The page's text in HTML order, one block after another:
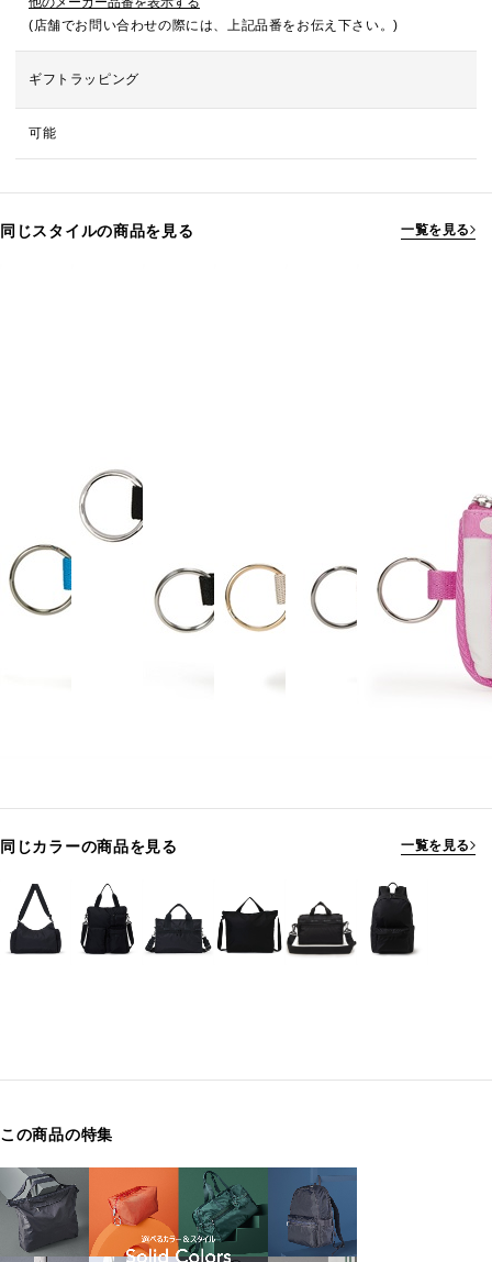
(店舗でお問い合わせの際には、上記品番をお伝え下さい。)
ギフトラッピング
可能
同じスタイルの商品を見る 一覧を見る
同じカラーの商品を見る 一覧を見る
この商品の特集